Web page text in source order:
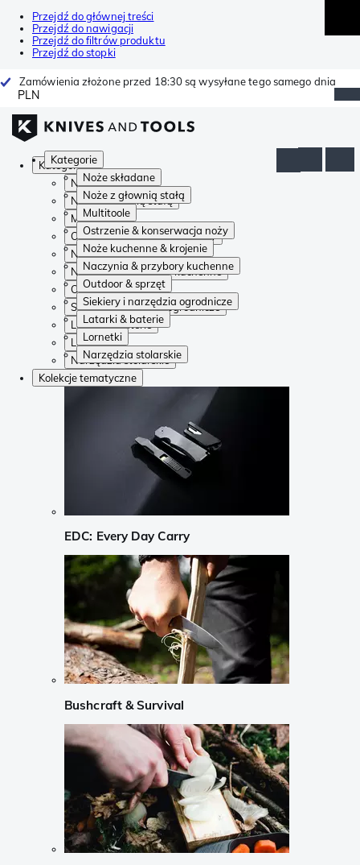
Przejdź do głównej treści
Przejdź do nawigacji
Przejdź do filtrów produktu
Przejdź do stopki
Zamówienia złożone przed 18:30 są wysyłane tego samego dnia
PLN
Kategorie
Noże składane
Noże z głownią stałą
Multitoole
Ostrzenie & konserwacja noży
Noże kuchenne & krojenie
Naczynia & przybory kuchenne
Outdoor & sprzęt
Siekiery i narzędzia ogrodnicze
Latarki & baterie
Lornetki
Narzędzia stolarskie
Kategorie
Noże składane
Noże z głownią stałą
Multitoole
Ostrzenie & konserwacja noży
Noże kuchenne & krojenie
Naczynia & przybory kuchenne
Outdoor & sprzęt
Siekiery i narzędzia ogrodnicze
Latarki & baterie
Lornetki
Narzędzia stolarskie
Kolekcje tematyczne
EDC: Every Day Carry
Bushcraft & Survival